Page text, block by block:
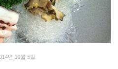
년 10월 5일